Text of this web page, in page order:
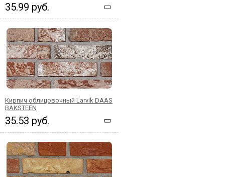
35.99 руб.
Кирпич облицовочный Larvik DAAS
BAKSTEEN
35.53 руб.